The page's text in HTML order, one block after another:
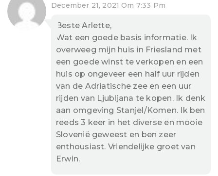
December 21, 2021 Om 7:33 Pm
Beste Arlette,
Wat een goede basis informatie. Ik
overweeg mijn huis in Friesland met
een goede winst te verkopen en een
huis op ongeveer een half uur rijden
van de Adriatische zee en een uur
rijden van Ljubljana te kopen. Ik denk
aan omgeving Stanjel/Komen. Ik ben
reeds 3 keer in het diverse en mooie
Slovenië geweest en ben zeer
enthousiast. Vriendelijke groet van
Erwin.